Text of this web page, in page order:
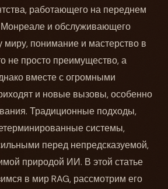
работающего на переднем
и обслуживающего
миру, понимание и мастерство в
не просто преимущество, а
вместе с огромными
и новые вызовы, особенно
Традиционные подходы,
системы,
перед непредсказуемой,
природой ИИ. В этой статье
в мир RAG, рассмотрим его